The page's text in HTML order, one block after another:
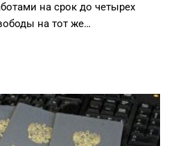
на срок до четырех
на тот же…